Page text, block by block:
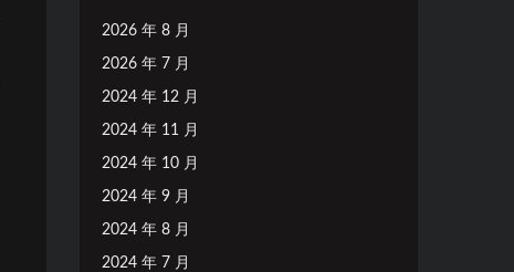
2026 年 8 月
2026 年 7 月
2024 年 12 月
2024 年 11 月
2024 年 10 月
2024 年 9 月
2024 年 8 月
2024 年 7 月